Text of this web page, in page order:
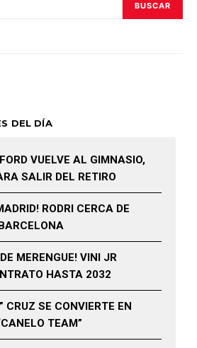
BUSCAR
DEL DÍA
VUELVE AL GIMNASIO,
SALIR DEL RETIRO
RODRI CERCA DE
MERENGUE! VINI JR
HASTA 2032
CRUZ SE CONVIERTE EN
TEAM”